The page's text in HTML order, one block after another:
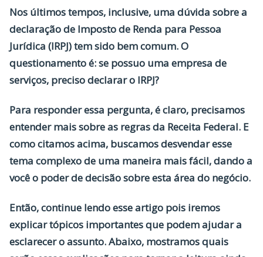
Nos últimos tempos, inclusive, uma dúvida sobre a
declaração de Imposto de Renda para Pessoa
Jurídica (IRPJ) tem sido bem comum. O
questionamento é: se possuo uma empresa de
serviços, preciso declarar o IRPJ?
Para responder essa pergunta, é claro, precisamos
entender mais sobre as regras da Receita Federal. E
como citamos acima, buscamos desvendar esse
tema complexo de uma maneira mais fácil, dando a
você o poder de decisão sobre esta área do negócio.
Então, continue lendo esse artigo pois iremos
explicar tópicos importantes que podem ajudar a
esclarecer o assunto. Abaixo, mostramos quais